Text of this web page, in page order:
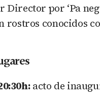
por ‘Pa
rostros conocidos
acto de